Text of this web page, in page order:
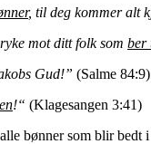
, til deg kommer alt
mot ditt folk som ber
Gud!” (Salme 84:9)
!“ (Klagesangen 3:41)
bønner som blir